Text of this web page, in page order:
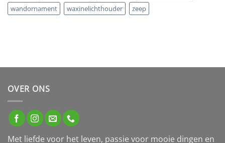
wandornament
waxinelichthouder zeep
OVER ONS
Met liefde voor het leven, passie voor mooie dingen en